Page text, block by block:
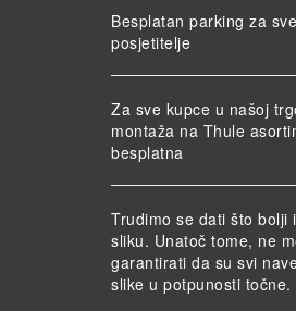
Besplatan parking za
posjetitelje
Za sve kupce u našoj
montaža na Thule
besplatna
Trudimo se dati što bolji
sliku. Unatoč tome, ne
garantirati da su svi
slike u potpunosti točne.